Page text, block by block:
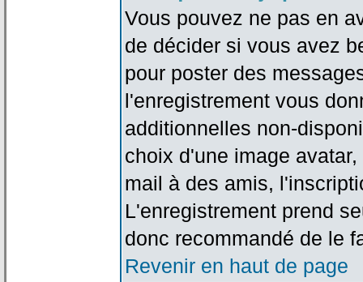
Vous pouvez ne pas en
de décider si vous avez
pour poster des
l'enregistrement vous
additionnelles non-
choix d'une image
mail à des amis,
L'enregistrement prend
donc recommandé de le
Revenir en haut de page